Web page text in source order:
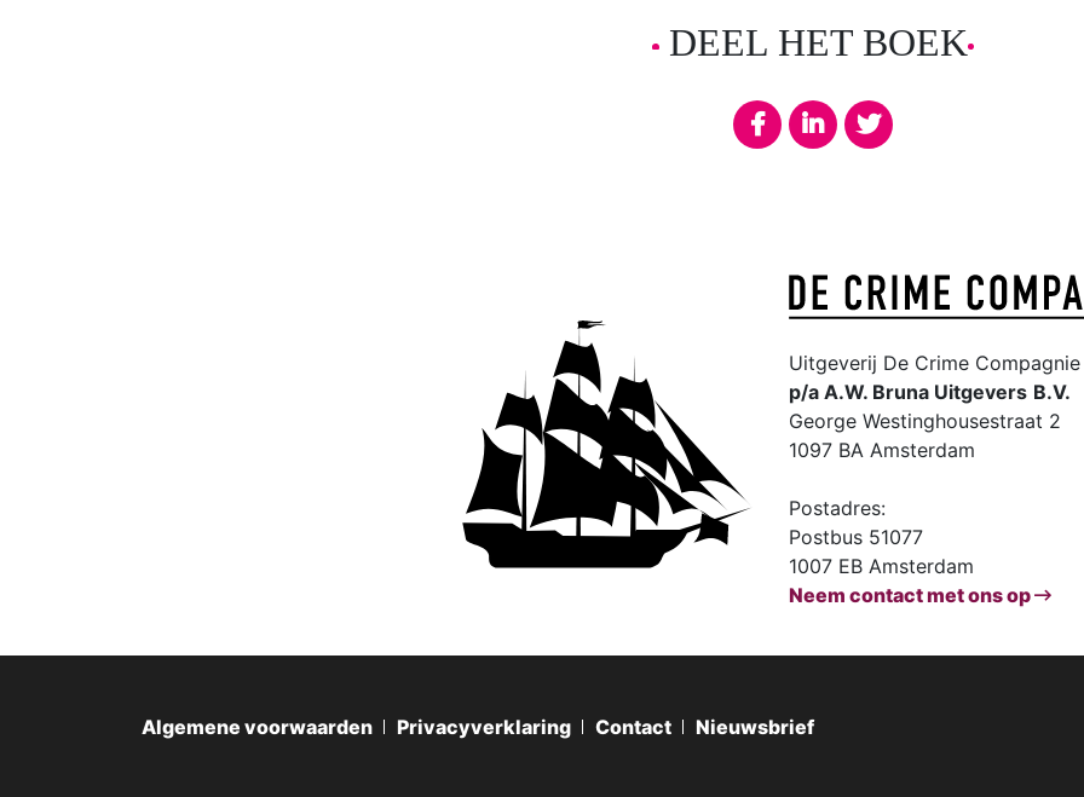
DEEL HET BOEK
Uitgeverij De Crime Compagnie
p/a A.W. Bruna Uitgevers B.V.
George Westinghousestraat 2
1097 BA Amsterdam
Postadres:
Postbus 51077
1007 EB Amsterdam
Neem contact met ons op
Algemene voorwaarden Privacyverklaring Contact Nieuwsbrief